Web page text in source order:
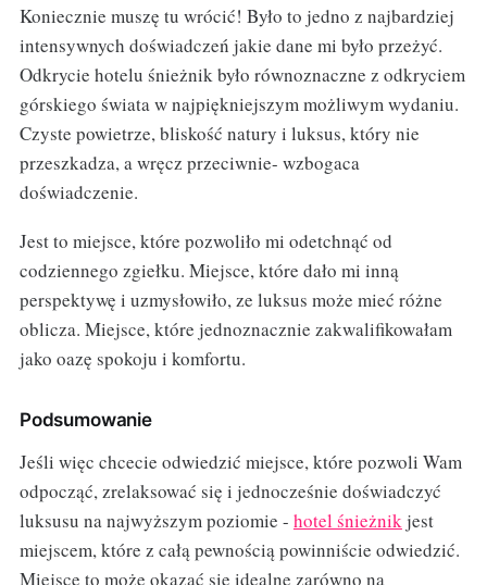
Koniecznie muszę tu wrócić! Było to jedno z najbardziej
intensywnych doświadczeń jakie dane mi było przeżyć.
Odkrycie hotelu śnieżnik było równoznaczne z odkryciem
górskiego świata w najpiękniejszym możliwym wydaniu.
Czyste powietrze, bliskość natury i luksus, który nie
przeszkadza, a wręcz przeciwnie- wzbogaca
doświadczenie.
Jest to miejsce, które pozwoliło mi odetchnąć od
codziennego zgiełku. Miejsce, które dało mi inną
perspektywę i uzmysłowiło, ze luksus może mieć różne
oblicza. Miejsce, które jednoznacznie zakwalifikowałam
jako oazę spokoju i komfortu.
Podsumowanie
Jeśli więc chcecie odwiedzić miejsce, które pozwoli Wam
odpocząć, zrelaksować się i jednocześnie doświadczyć
luksusu na najwyższym poziomie - hotel śnieżnikjest
miejscem, które z całą pewnością powinniście odwiedzić.
Miejsce to może okazać się idealne zarówno na